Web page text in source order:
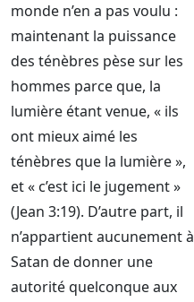
monde n’en a pas voulu :
maintenant la puissance
des ténèbres pèse sur les
hommes parce que, la
lumière étant venue, « ils
ont mieux aimé les
ténèbres que la lumière »,
et « c’est ici le jugement »
(Jean 3:19). D’autre part, il
n’appartient aucunement à
Satan de donner une
autorité quelconque aux